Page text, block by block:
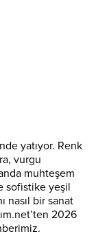
yatıyor. Renk
vurgu
muhteşem
sofistike yeşil
nasıl bir sanat
2026